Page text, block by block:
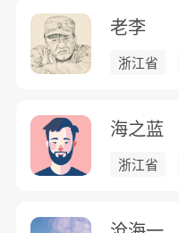
老李
浙江省
海之蓝
浙江省